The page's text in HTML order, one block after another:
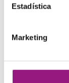
Estadística
Marketing
Si tiene
contacte